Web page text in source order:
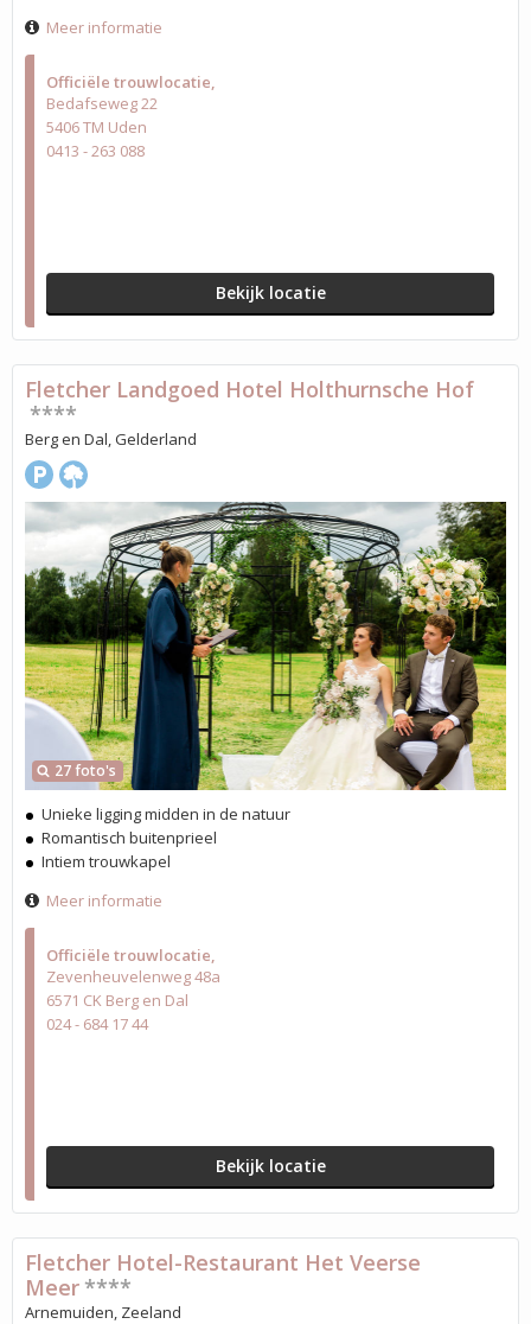
Officiële trouwlocatie
Bedafseweg 22
5406 TM Uden
0413 - 263 088
Bekijk locatie
Meer informatie
Officiële trouwlocatie
Zevenheuvelenweg 48a
6571 CK Berg en Dal
024 - 684 17 44
Bekijk locatie
27 foto's
Fletcher Landgoed Hotel Holthurnsche Hof
****
Berg en Dal, Gelderland
Unieke ligging midden in de natuur
Romantisch buitenprieel
Intiem trouwkapel
Meer informatie
Fletcher Hotel-Restaurant Het Veerse
Meer ****
Arnemuiden, Zeeland